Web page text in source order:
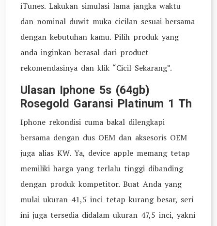
iTunes. Lakukan simulasi lama jangka waktu
dan nominal duwit muka cicilan sesuai bersama
dengan kebutuhan kamu. Pilih produk yang
anda inginkan berasal dari product
rekomendasinya dan klik “Cicil Sekarang”.
Ulasan Iphone 5s (64gb)
Rosegold Garansi Platinum 1 Th
Iphone rekondisi cuma bakal dilengkapi
bersama dengan dus OEM dan aksesoris OEM
juga alias KW. Ya, device apple memang tetap
memiliki harga yang terlalu tinggi dibanding
dengan produk kompetitor. Buat Anda yang
mulai ukuran 41,5 inci tetap kurang besar, seri
ini juga tersedia didalam ukuran 47,5 inci, yakni